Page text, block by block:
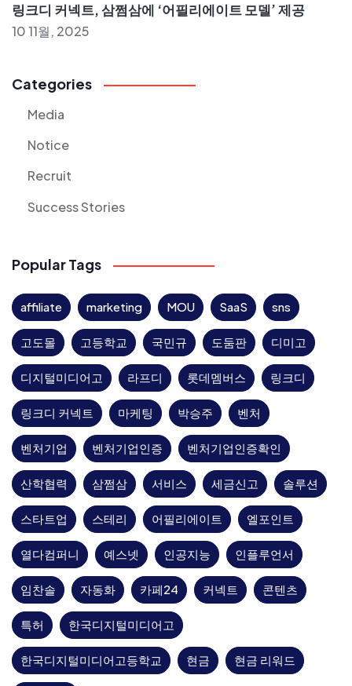
링크디 커넥트, 삼쩜삼에 ‘어필리에이트 모델’ 제공
10 11월, 2025
Categories
Media
Notice
Recruit
Success Stories
Popular Tags
affiliate marketing MOU SaaS sns
고도몰 고등학교 국민규 도둠판 디미고
디지털미디어고 라프디 롯데멤버스 링크디
링크디 커넥트 마케팅 박승주 벤처
벤처기업 벤처기업인증 벤처기업인증확인
산학협력 삼쩜삼 서비스 세금신고 솔루션
스타트업 스테리 어필리에이트 엘포인트
열다컴퍼니 예스넷 인공지능 인플루언서
임찬솔 자동화 카페24 커넥트 콘텐츠
특허 한국디지털미디어고
한국디지털미디어고등학교 현금 현금 리워드